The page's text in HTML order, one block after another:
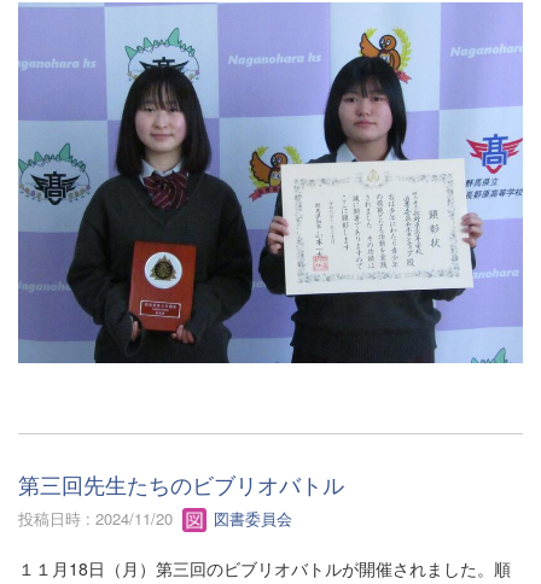
第三回先生たちのビブリオバトル
投稿日時 : 2024/11/20 図書委員会
１１月18日（月）第三回のビブリオバトルが開催されました。順